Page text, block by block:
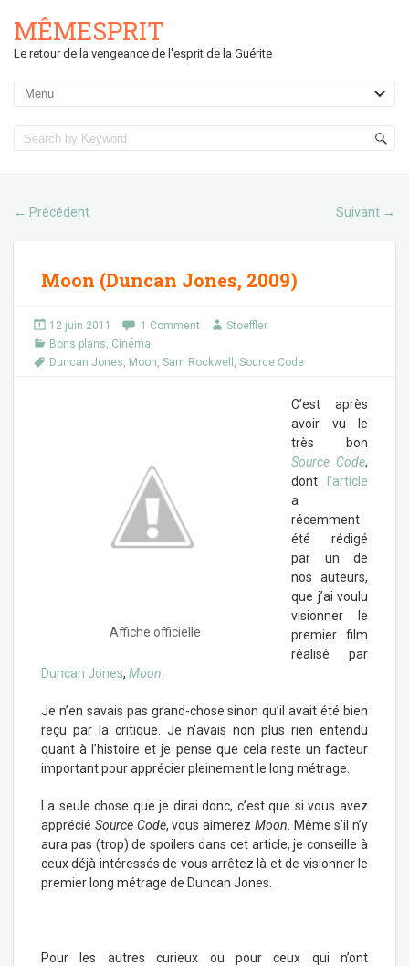
MÊMESPRIT
Le retour de la vengeance de l'esprit de la Guérite
← Précédent Suivant →
Moon (Duncan Jones, 2009)
12 juin 2011 1 Comment
Stoeffler
Bons plans, Cinéma
Duncan Jones, Moon, Sam Rockwell , Source Code
Affiche officielle
C’est après
avoir vu le
très bon
Source Code,
dont
l’article
a
récemment
été rédigé
par un de
nos auteurs,
que j’ai voulu
visionner le
premier film
réalisé par
Duncan Jones, Moon
Je n’en savais pas grand-chose sinon qu’il avait été bien
reçu par la critique. Je n’avais non plus rien entendu
quant à l’histoire et je pense que cela reste un facteur
important pour apprécier pleinement le long métrage.
La seule chose que je dirai donc, c’est que si vous avez
apprécié Source Code, vous aimerez Moon . Même s’il n’y
aura pas (trop) de spoilers dans cet article, je conseille à
ceux déjà intéressés de vous arrêtez là et de visionner le
premier long métrage de Duncan Jones.
Pour les autres curieux ou pour ceux qui n’ont